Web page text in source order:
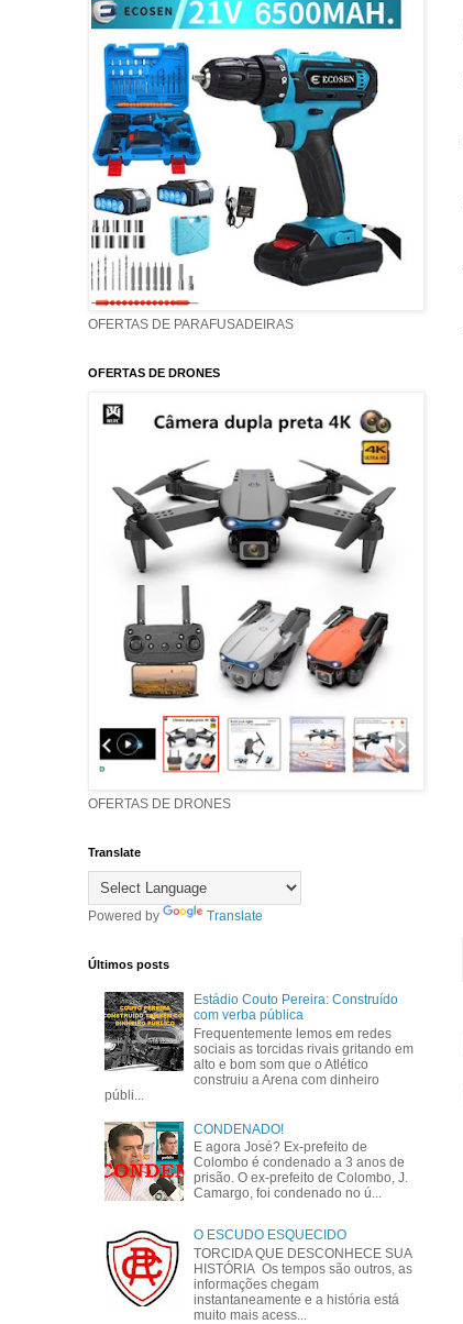
OFERTAS DE PARAFUSADEIRAS
OFERTAS DE DRONES
OFERTAS DE DRONES
Translate
Powered by Translate
Últimos posts
Estádio Couto Pereira: Construído
com verba pública
Frequentemente lemos em redes
sociais as torcidas rivais gritando em
alto e bom som que o Atlético
construiu a Arena com dinheiro
públi...
CONDENADO!
E agora José? Ex-prefeito de
Colombo é condenado a 3 anos de
prisão. O ex-prefeito de Colombo, J.
Camargo, foi condenado no ú...
O ESCUDO ESQUECIDO
TORCIDA QUE DESCONHECE SUA
HISTÓRIA Os tempos são outros, as
informações chegam
instantaneamente e a história está
muito mais acess...